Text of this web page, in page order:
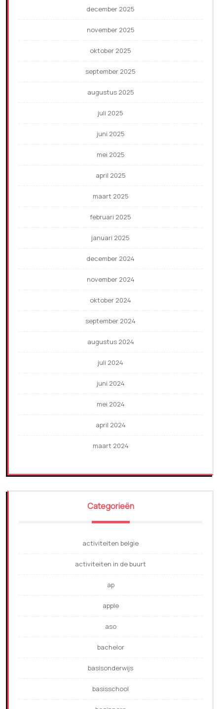
december 2025
november 2025
oktober 2025
september 2025
augustus 2025
juli 2025
juni 2025
mei 2025
april 2025
maart 2025
februari 2025
januari 2025
december 2024
november 2024
oktober 2024
september 2024
augustus 2024
juli 2024
juni 2024
mei 2024
april 2024
maart 2024
Categorieën
activiteiten belgie
activiteiten in de buurt
ap
apple
aso
bachelor
basisonderwijs
basisschool